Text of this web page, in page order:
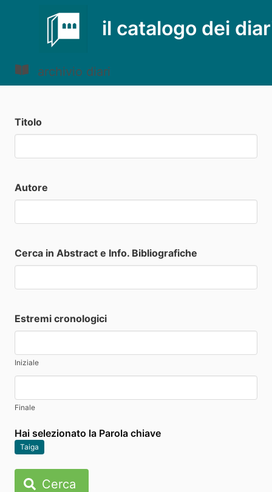
il catalogo dei
archivio diari
Titolo
Autore
Cerca in Abstract e Info. Bibliografiche
Estremi cronologici
Iniziale
Finale
Hai selezionato la Parola chiave
Taiga
Cerca